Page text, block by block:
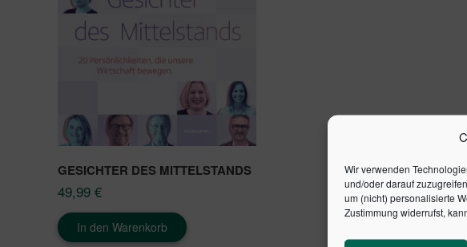
Wir verwenden
und/oder darauf
um (nicht) personalisierte
Zustimmung widerrufst,
GESICHTER DES MITTELSTANDS
49,99 €
In den Warenkorb